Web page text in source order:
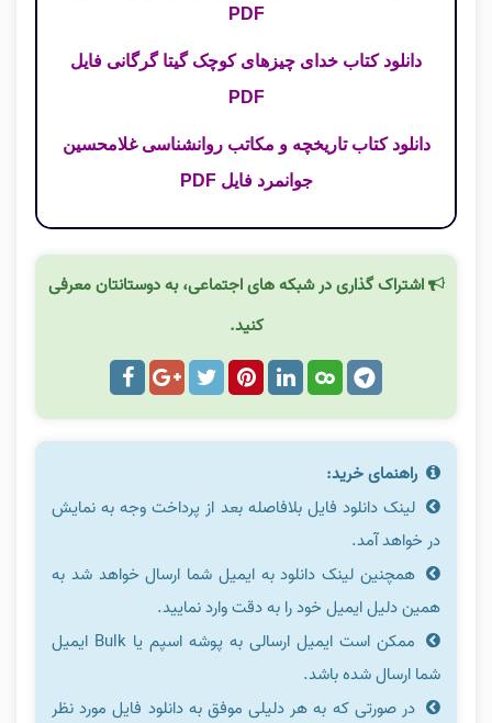
PDF
دانلود کتاب خدای چیزهای کوچک گیتا گرگانی فایل
PDF
دانلود کتاب تاریخچه و مکاتب روانشناسی غلامحسین
جوانمرد فایل PDF
اشتراک گذاری در شبکه های اجتماعی، به دوستانتان معرفی
کنید.
راهنمای خرید:
لینک دانلود فایل بلافاصله بعد از پرداخت وجه به نمایش
در خواهد آمد.
همچنین لینک دانلود به ایمیل شما ارسال خواهد شد به
همین دلیل ایمیل خود را به دقت وارد نمایید.
ممکن است ایمیل ارسالی به پوشه اسپم یا Bulk ایمیل
شما ارسال شده باشد.
در صورتی که به هر دلیلی موفق به دانلود فایل مورد نظر